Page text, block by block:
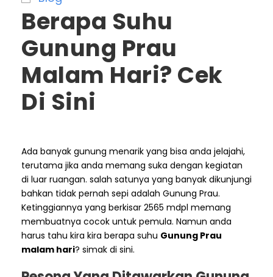
Berapa Suhu
Gunung Prau
Malam Hari? Cek
Di Sini
Ada banyak gunung menarik yang bisa anda jelajahi,
terutama jika anda memang suka dengan kegiatan
di luar ruangan. salah satunya yang banyak dikunjungi
bahkan tidak pernah sepi adalah Gunung Prau.
Ketinggiannya yang berkisar 2565 mdpl memang
membuatnya cocok untuk pemula. Namun anda
harus tahu kira kira berapa suhu Gunung Prau
malam hari? simak di sini.